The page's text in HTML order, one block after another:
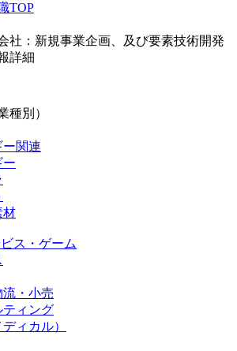
TOP
社：新規事業企画、及び要素技術開発
詳細
種別）
ー関連
ー
材
ス・ゲーム
・小売
ティング
ィカル）